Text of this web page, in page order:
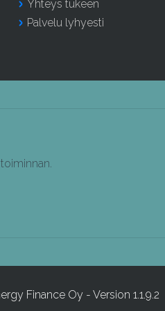
Yhteys tukeen
Palvelu lyhyesti
Finance Oy - Version 1.1.9.2